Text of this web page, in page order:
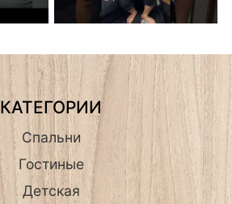
КАТЕГОРИИ
Спальни
Гостиные
Детская